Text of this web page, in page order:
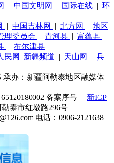
| 中国文明网 | 国际在线 | 环
| 中国吉林网 | 北方网 | 地区
理委员会 | 青河县 | 富蕴县 |
| 布尔津县
民网_新疆频道 | 天山网 | 兵
承办：新疆阿勒泰地区融媒体
备案序号： 新ICP
泰市红墩路296号
电话：0906-2121638